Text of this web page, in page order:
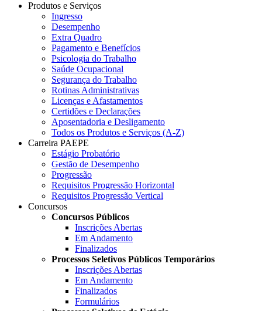
Produtos e Serviços
Ingresso
Desempenho
Extra Quadro
Pagamento e Benefícios
Psicologia do Trabalho
Saúde Ocupacional
Segurança do Trabalho
Rotinas Administrativas
Licenças e Afastamentos
Certidões e Declarações
Aposentadoria e Desligamento
Todos os Produtos e Serviços (A-Z)
Carreira PAEPE
Estágio Probatório
Gestão de Desempenho
Progressão
Requisitos Progressão Horizontal
Requisitos Progressão Vertical
Concursos
Concursos Públicos
Inscrições Abertas
Em Andamento
Finalizados
Processos Seletivos Públicos Temporários
Inscrições Abertas
Em Andamento
Finalizados
Formulários